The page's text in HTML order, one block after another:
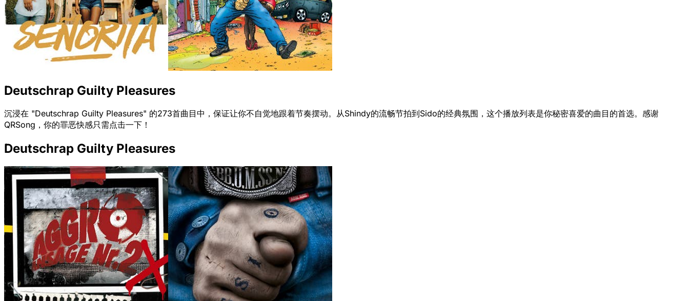
Deutschrap Guilty Pleasures
沉浸在 "Deutschrap Guilty Pleasures" 的273首曲目中，保证让你不自觉地跟着节奏摆动。从Shindy的流畅节拍到Sido的经典氛围，这个播放列表是你秘密喜爱的曲目的首选。感谢
QRSong，你的罪恶快感只需点击一下！
Deutschrap Guilty Pleasures